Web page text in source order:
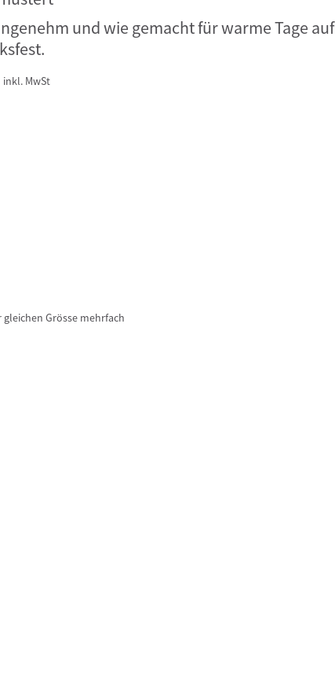
und wie gemacht für warme Tage auf
inkl. MwSt
Grösse mehrfach